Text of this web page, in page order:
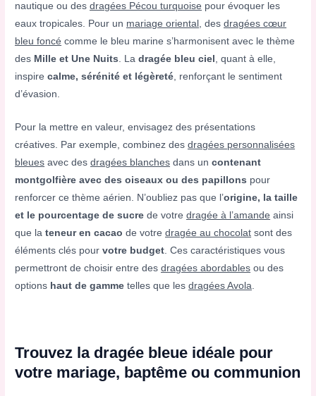
nautique ou desdragées Pécou turquoise pour évoquer les
eaux tropicales. Pour un mariage oriental , desdragées cœur
bleu foncé comme le bleu marine s’harmonisent avec le thème
des Mille et Une Nuits. Ladragée bleu ciel , quant à elle,
inspirecalme, sérénité et légèreté, renforçant le sentiment
d’évasion.
Pour la mettre en valeur, envisagez des présentations
créatives. Par exemple, combinez desdragées personnalisées
bleues avec desdragées blanches dans uncontenant
montgolfière avec des oiseaux ou des papillons pour
renforcer ce thème aérien. N’oubliez pas que l’origine, la taille
et le pourcentage de sucre de votredragée à l’amande ainsi
que lateneur en cacao de votredragée au chocolat sont des
éléments clés pourvotre budget. Ces caractéristiques vous
permettront de choisir entre desdragées abordables ou des
options haut de gamme telles que lesdragées Avola.
Trouvez la dragée bleue idéale pour
votre mariage, baptême ou communion